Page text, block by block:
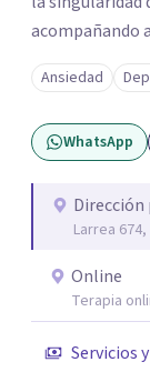
acompañando
angustia,
duelos, crisis
modos de malestar. La práctica
espacio de
construcción
malestar.
Ansiedad
WhatsApp
Larrea
Online
Terapia
Servicios